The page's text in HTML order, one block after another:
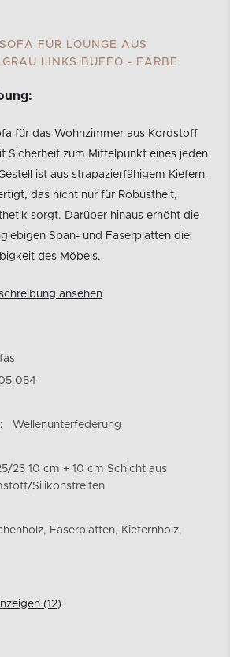
FÜR LOUNGE AUS
LINKS BUFFO - FARBE
für das Wohnzimmer aus Kordstoff
Sicherheit zum Mittelpunkt eines jeden
ist aus strapazierfähigem Kiefern-
das nicht nur für Robustheit,
sorgt. Darüber hinaus erhöht die
Span- und Faserplatten die
des Möbels.
ansehen
Wellenunterfederung
23 10 cm + 10 cm Schicht aus
Silikonstreifen
Faserplatten, Kiefernholz,
(12)